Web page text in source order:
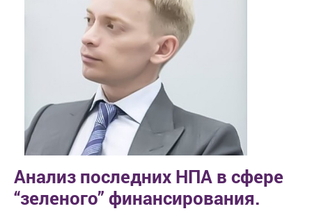
Анализ последних НПА в сфере
“зеленого” финансирования.